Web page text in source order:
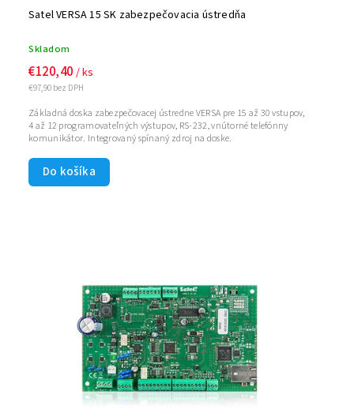
Satel VERSA 15 SK zabezpečovacia ústredňa
Skladom
€97,90 bez DPH
€120,40 / ks
Do košíka
Základná doska zabezpečovacej ústredne VERSA pre 15 až 30 vstupov,
4 až 12 programovateľných výstupov, RS-232, vnútorné telefónny
komunikátor. Integrovaný spínaný zdroj na doske.